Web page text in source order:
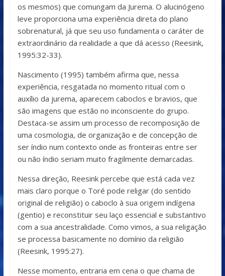
os mesmos) que comungam da Jurema. O alucinógeno
leve proporciona uma experiência direta do plano
sobrenatural, já que seu uso fundamenta o caráter de
extraordinário da realidade a que dá acesso (Reesink,
1995:32-33).
Nascimento (1995) também afirma que, nessa
experiência, resgatada no momento ritual com o
auxílio da jurema, aparecem caboclos e bravios, que
são imagens que estão no inconsciente do grupo.
Destaca-se assim um processo de recomposição de
uma cosmologia, de organização e de concepção de
ser índio num contexto onde as fronteiras entre ser
ou não índio seriam muito fragilmente demarcadas.
Nessa direção, Reesink percebe que está cada vez
mais claro porque o Toré pode religar (do sentido
original de religião) o caboclo à sua origem indígena
(gentio) e reconstituir seu laço essencial e substantivo
com a sua ancestralidade. Como vimos, a sua religação
se processa basicamente no domínio da religião
(Reesink, 1995:27).
Nesse momento, entraria em cena o que chama de